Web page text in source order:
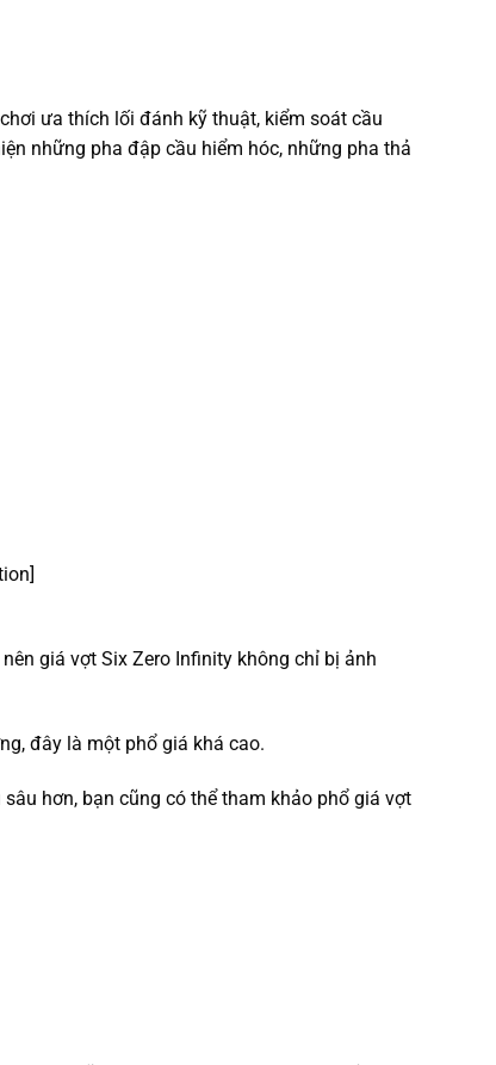
ưa thích lối đánh kỹ thuật, kiểm soát cầu
những pha đập cầu hiểm hóc, những pha thả
giá vợt Six Zero Infinity không chỉ bị ảnh
đây là một phổ giá khá cao.
hơn, bạn cũng có thể tham khảo phổ giá vợt